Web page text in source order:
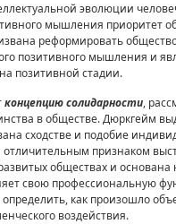
эволюции
мышления приоритет
реформировать
позитивного мышления и
позитивной стадии.
концепцию солидарности,
в обществе. Дюркгейм
сходстве и подобие
признаком
обществах и основана
свою профес­сиональную
как произошло
воздействия.